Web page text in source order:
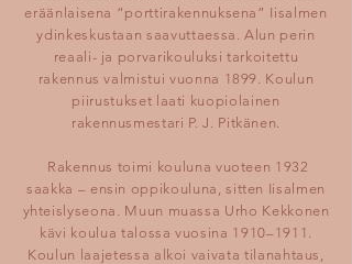
eräänlaisena “porttirakennuksena” Iisalmen
ydinkeskustaan saavuttaessa. Alun perin
reaali- ja porvarikouluksi tarkoitettu
rakennus valmistui vuonna 1899. Koulun
piirustukset laati kuopiolainen
rakennusmestari P. J. Pitkänen.
Rakennus toimi kouluna vuoteen 1932
saakka – ensin oppikouluna, sitten Iisalmen
yhteislyseona. Muun muassa Urho Kekkonen
kävi koulua talossa vuosina 1910–1911.
Koulun laajetessa alkoi vaivata tilanahtaus,